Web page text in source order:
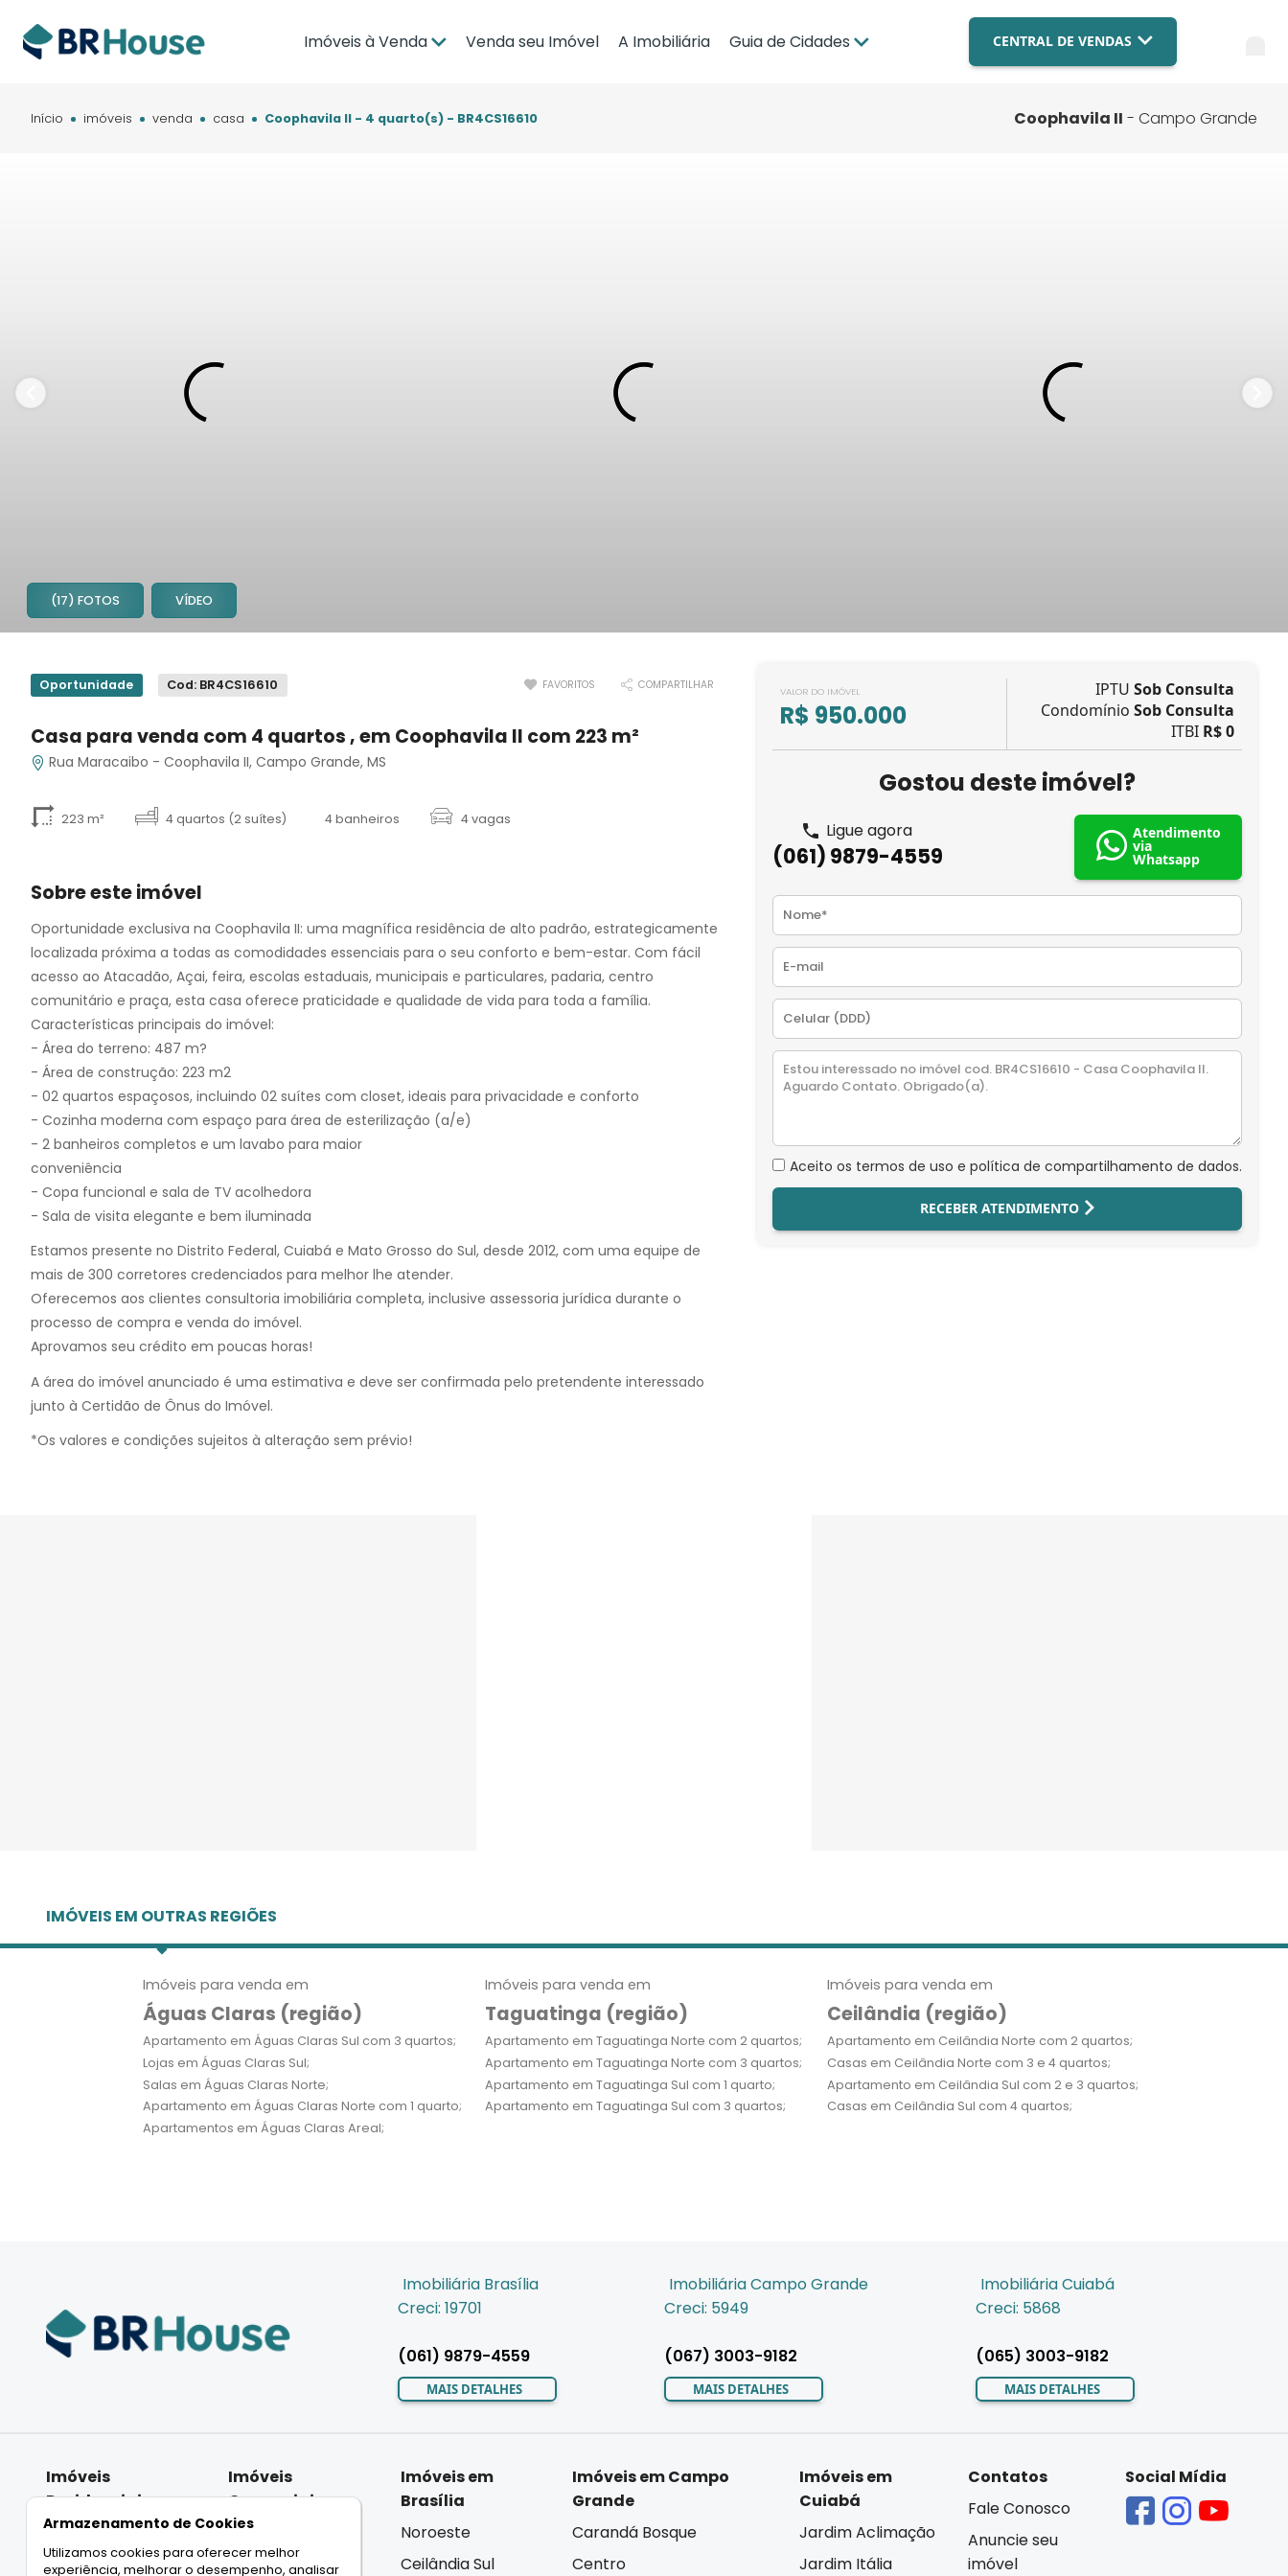
Imóveis à Venda Venda seu Imóvel A Imobiliária Guia de Cidades CENTRAL DE VENDAS
(061) 9879-4559
Blog
Compre com a BR
Início imóveis venda casa Coophavila II - 4 quarto(s) - BR4CS16610 Coophavila II - Campo Grande
(17) FOTOS VÍDEO
Oportunidade Cod: BR4CS16610 FAVORITOS COMPARTILHAR
Casa para venda com 4 quartos , em Coophavila II com 223 m²
Rua Maracaibo - Coophavila II, Campo Grande, MS
223 m² 4 quartos (2 suítes) 4 banheiros 4 vagas
Sobre este imóvel
Oportunidade exclusiva na Coophavila II: uma magnífica residência de alto padrão, estrategicamente
localizada próxima a todas as comodidades essenciais para o seu conforto e bem-estar. Com fácil
acesso ao Atacadão, Açai, feira, escolas estaduais, municipais e particulares, padaria, centro
comunitário e praça, esta casa oferece praticidade e qualidade de vida para toda a família.
Características principais do imóvel:
- Área do terreno: 487 m?
- Área de construção: 223 m2
- 02 quartos espaçosos, incluindo 02 suítes com closet, ideais para privacidade e conforto
- Cozinha moderna com espaço para área de esterilização (a/e)
- 2 banheiros completos e um lavabo para maior
conveniência
- Copa funcional e sala de TV acolhedora
- Sala de visita elegante e bem iluminada
Estamos presente no Distrito Federal, Cuiabá e Mato Grosso do Sul, desde 2012, com uma equipe de
mais de 300 corretores credenciados para melhor lhe atender.
Oferecemos aos clientes consultoria imobiliária completa, inclusive assessoria jurídica durante o
processo de compra e venda do imóvel.
Aprovamos seu crédito em poucas horas!
A área do imóvel anunciado é uma estimativa e deve ser confirmada pelo pretendente interessado
junto à Certidão de Ônus do Imóvel.
*Os valores e condições sujeitos à alteração sem prévio!
VALOR DO IMÓVEL
R$ 950.000
IPTU Sob Consulta
Condomínio Sob Consulta
ITBI R$ 0
Gostou deste imóvel?
Ligue agora
(061) 9879-4559
Atendimento
via
Whatsapp
Aceito os termos de uso e política de compartilhamento de dados.
RECEBER ATENDIMENTO
IMÓVEIS EM OUTRAS REGIÕES
Imóveis para venda em
Águas Claras (região)
Apartamento em Águas Claras Sul com 3 quartos;
Lojas em Águas Claras Sul;
Salas em Águas Claras Norte;
Apartamento em Águas Claras Norte com 1 quarto;
Apartamentos em Águas Claras Areal;
Imóveis para venda em
Taguatinga (região)
Apartamento em Taguatinga Norte com 2 quartos;
Apartamento em Taguatinga Norte com 3 quartos;
Apartamento em Taguatinga Sul com 1 quarto;
Apartamento em Taguatinga Sul com 3 quartos;
Imóveis para venda em
Ceilândia (região)
Apartamento em Ceilândia Norte com 2 quartos;
Casas em Ceilândia Norte com 3 e 4 quartos;
Apartamento em Ceilândia Sul com 2 e 3 quartos;
Casas em Ceilândia Sul com 4 quartos;
Imobiliária Brasília
Creci: 19701
(061) 9879-4559
MAIS DETALHES
Imobiliária Campo Grande
Creci: 5949
(067) 3003-9182
MAIS DETALHES
Imobiliária Cuiabá
Creci: 5868
(065) 3003-9182
MAIS DETALHES
Imóveis
Residenciais
Casas
Apartamentos
Imóveis
Comerciais
Salas
Lojas
Imóveis em
Brasília
Noroeste
Ceilândia Sul
Imóveis em Campo
Grande
Carandá Bosque
Centro
Imóveis em
Cuiabá
Jardim Aclimação
Jardim Itália
Contatos
Fale Conosco
Anuncie seu
imóvel
Social Mídia
Armazenamento de Cookies
Utilizamos cookies para oferecer melhor
experiência, melhorar o desempenho, analisar